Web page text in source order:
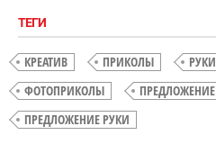
ТЕГИ
КРЕАТИВ ПРИКОЛЫ РУКИ
ФОТОПРИКОЛЫ
ПРЕДЛОЖЕНИЕ
ПРЕДЛОЖЕНИЕ РУКИ